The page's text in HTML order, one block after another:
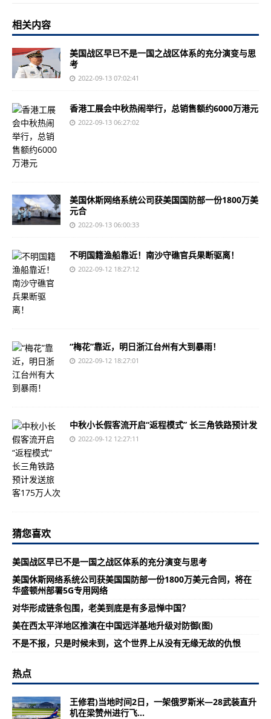
相关内容
美国战区早已不是一国之战区体系的充分演变与思
考
2022-09-13 07:02:41
香港工展会中秋热闹举行，总销售额约6000万港元
2022-09-13 06:27:02
美国休斯网络系统公司获美国国防部一份1800万美
元合
2022-09-13 06:00:33
不明国籍渔船靠近！南沙守礁官兵果断驱离！
2022-09-12 18:27:12
“梅花”靠近，明日浙江台州有大到暴雨！
2022-09-12 18:27:01
中秋小长假客流开启“返程模式” 长三角铁路预计发
2022-09-12 12:27:11
猜您喜欢
美国战区早已不是一国之战区体系的充分演变与思考
美国休斯网络系统公司获美国国防部一份1800万美元合同，将在
华盛顿州部署5G专用网络
对华形成链条包围，老美到底是有多忌惮中国？
美在西太平洋地区推演在中国远洋基地升级对防御(图)
不是不报，只是时候未到，这个世界上从没有无缘无故的仇恨
热点
王修君)当地时间2日，一架俄罗斯米—28武装直升
机在梁赞州进行飞...